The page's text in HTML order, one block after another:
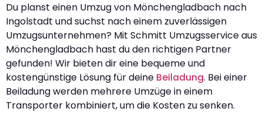
Du planst einen Umzug von Mönchengladbach nach
Ingolstadt und suchst nach einem zuverlässigen
Umzugsunternehmen? Mit Schmitt Umzugsservice aus
Mönchengladbach hast du den richtigen Partner
gefunden! Wir bieten dir eine bequeme und
kostengünstige Lösung für deine Beiladung. Bei einer
Beiladung werden mehrere Umzüge in einem
Transporter kombiniert, um die Kosten zu senken.